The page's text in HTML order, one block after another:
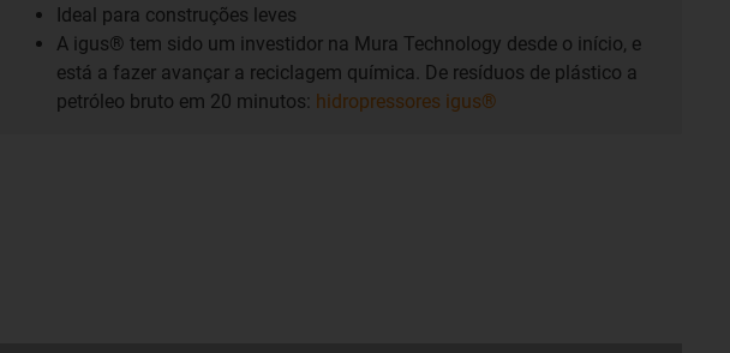
Ideal para construções leves
A igus® tem sido um investidor na Mura Technology desde o início, e
está a fazer avançar a reciclagem química. De resíduos de plástico a
petróleo bruto em 20 minutos: hidropressores igus®